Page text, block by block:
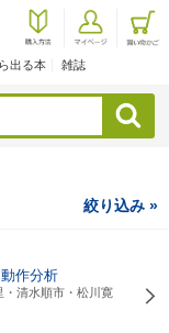
出る本 雑誌
検索
絞り込み »
作分析
清水順市・松川寛